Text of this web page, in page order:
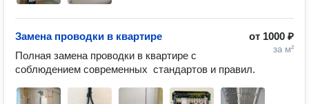
от 1000 ₽
за м²
Замена проводки в квартире
Полная замена проводки в квартире с
соблюдением современных  стандартов и правил.